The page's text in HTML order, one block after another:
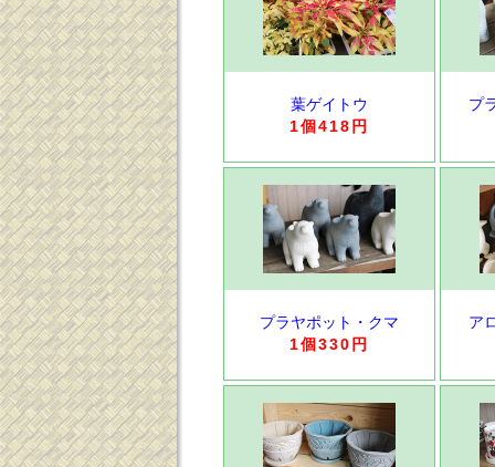
葉ゲイトウ
1個418円
プ
プラヤポット・クマ
1個330円
ア